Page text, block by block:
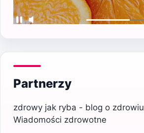
Partnerzy
zdrowy jak ryba - blog o zdrowiu
Wiadomości zdrowotne